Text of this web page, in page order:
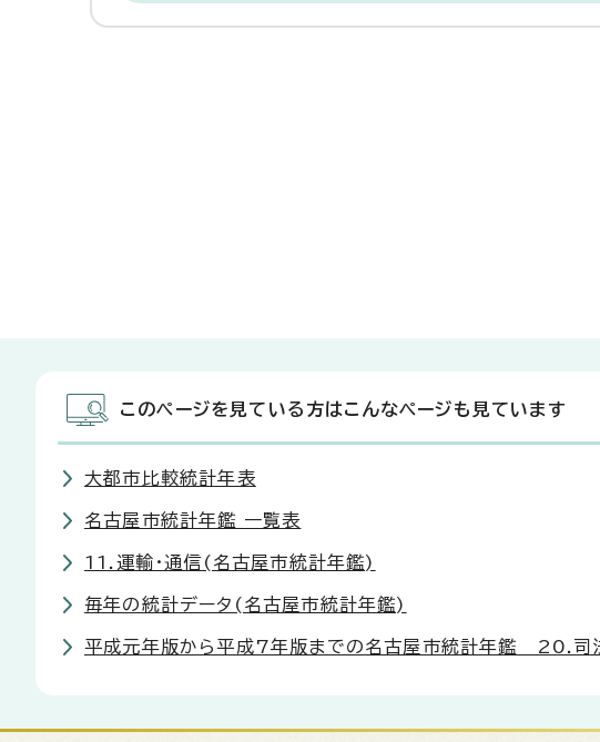
このページを見ている方はこんなページも見ています
大都市比較統計年表
名古屋市統計年鑑 一覧表
11.運輸・通信(名古屋市統計年鑑)
毎年の統計データ(名古屋市統計年鑑)
平成元年版から平成7年版までの名古屋市統計年鑑 20.司